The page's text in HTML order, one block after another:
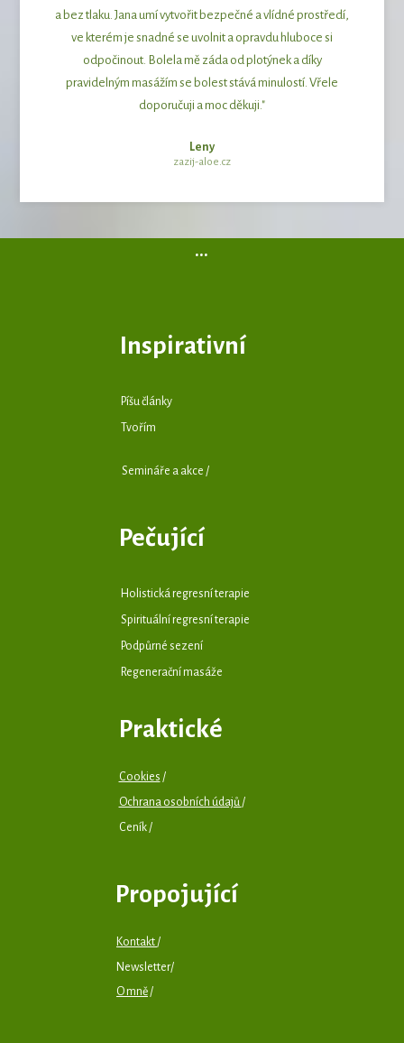
a bez tlaku. Jana umí vytvořit bezpečné a vlídné prostředí,
ve kterém je snadné se uvolnit a opravdu hluboce si
odpočinout. Bolela mě záda od plotýnek a díky
pravidelným masážím se bolest stává minulostí. Vřele
doporučuji a moc děkuji."
Leny
zazij-aloe.cz
...
Inspirativní
Píšu články
Tvořím
Semináře a akce /
Pečující
Holistická regresní terapie
Spirituální regresní terapie
Podpůrné sezení
Regenerační masáže
Praktické
Cookies /
Ochrana osobních údajů/
Ceník /
Propojující
Kontakt /
Newsletter/
O mně/